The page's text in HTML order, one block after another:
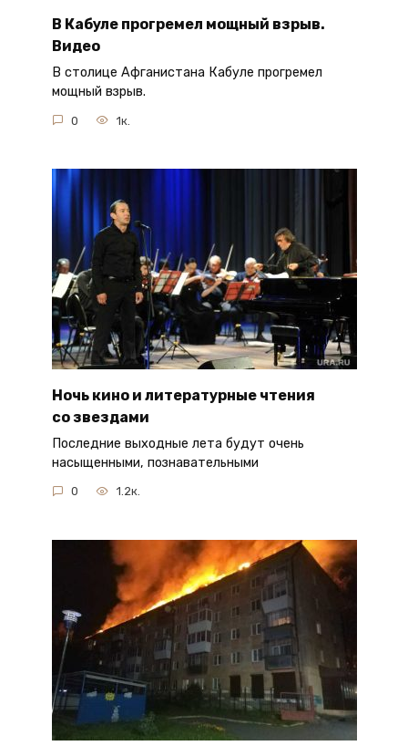
В Кабуле прогремел мощный взрыв.
Видео
В столице Афганистана Кабуле прогремел
мощный взрыв.
0 1к.
Ночь кино и литературные чтения
со звездами
Последние выходные лета будут очень
насыщенными, познавательными
0 1.2к.